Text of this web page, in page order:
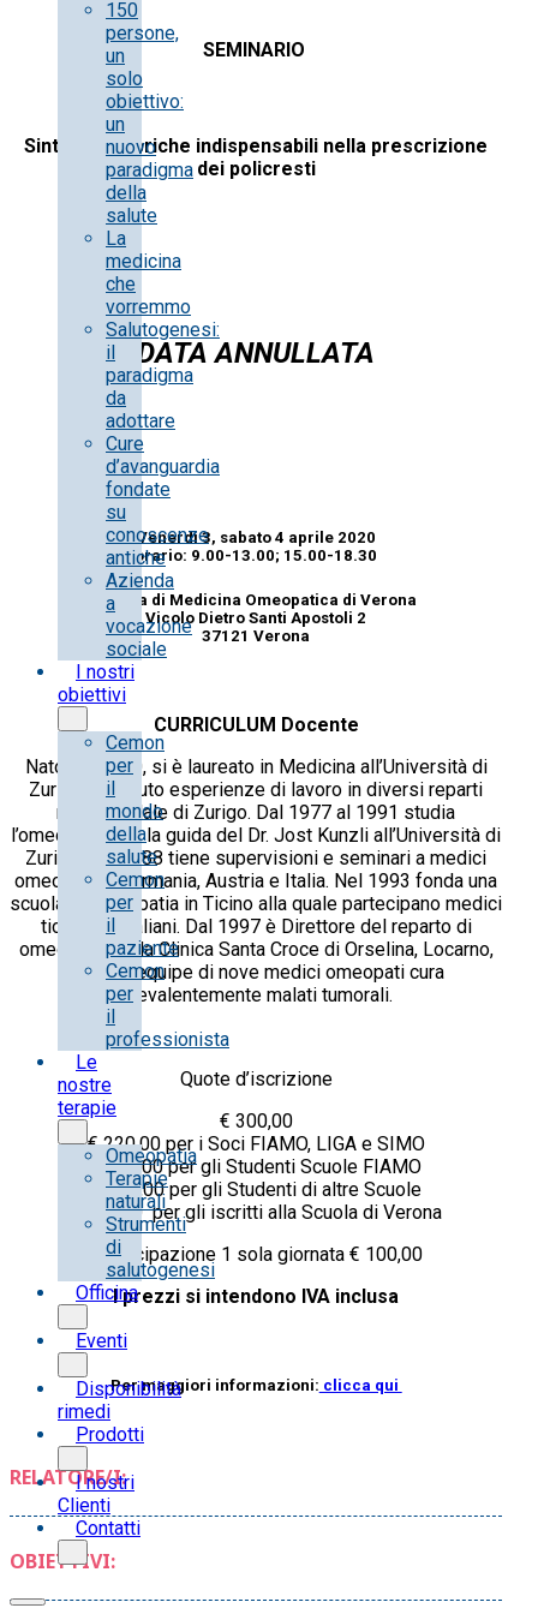
150
persone,
un
solo
obiettivo:
un
nuovo
paradigma
della
salute
La
medicina
che
vorremmo
Salutogenesi:
il
paradigma
da
adottare
Cure
d’avanguardia
fondate
su
conoscenze
antiche
Azienda
a
vocazione
sociale
I nostri
obiettivi
Cemon
per
il
mondo
della
salute
Cemon
per
il
paziente
Cemon
per
il
professionista
Le
nostre
terapie
Omeopatia
Terapie
naturali
Strumenti
di
salutogenesi
Officina
Eventi
Disponibilità
rimedi
Prodotti
I nostri
Clienti
Contatti
SEMINARIO
Sintomi e rubriche indispensabili nella prescrizione
dei policresti
DATA ANNULLATA
Venerdì 3, sabato 4 aprile 2020
orario: 9.00-13.00; 15.00-18.30
Scuola di Medicina Omeopatica di Verona
Vicolo Dietro Santi Apostoli 2
37121 Verona
CURRICULUM Docente
Nato nel 1950, si è laureato in Medicina all’Università di
Zurigo. Ha avuto esperienze di lavoro in diversi reparti
nell’ospedale di Zurigo. Dal 1977 al 1991 studia
l’omeopatia con la guida del Dr. Jost Kunzli all’Università di
Zurigo. Dal 1988 tiene supervisioni e seminari a medici
omeopati di Germania, Austria e Italia. Nel 1993 fonda una
scuola di omeopatia in Ticino alla quale partecipano medici
ticinesi e italiani. Dal 1997 è Direttore del reparto di
omeopatia della Clinica Santa Croce di Orselina, Locarno,
dove un’equipe di nove medici omeopati cura
prevalentemente malati tumorali.
Quote d’iscrizione
€ 300,00
€ 220,00 per i Soci FIAMO, LIGA e SIMO
€ 150,00 per gli Studenti Scuole FIAMO
€ 183,00 per gli Studenti di altre Scuole
€ 122,00 per gli iscritti alla Scuola di Verona
Partecipazione 1 sola giornata € 100,00
I prezzi si intendono IVA inclusa
Per maggiori informazioni: clicca qui
RELATORE/I:
OBIETTIVI: